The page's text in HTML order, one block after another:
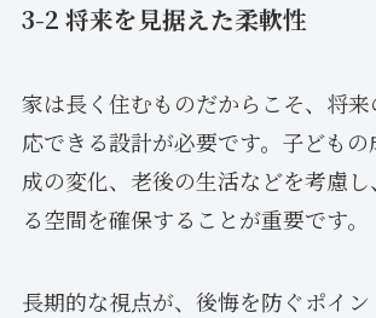
3-2 将来を見据えた柔軟性
家は長く住むものだからこそ、将
応できる設計が必要です。子ども
成の変化、老後の生活などを考慮
る空間を確保することが重要です。
長期的な視点が、後悔を防ぐポイン